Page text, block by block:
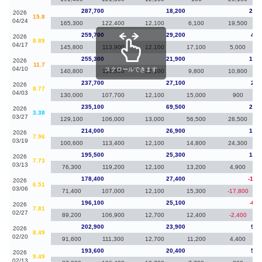
2026
04/24
15.8
287,700 18,200
165,300
122,400 12,100 6,100 19,500
2026
04/17
8.89
259,700 29,200
145,800
113,900 12,100 17,100 5,000
2026
04/10
11.7
255,300 21,900
140,800
114,500 12,100 9,800 10,800
2026
04/03
8.77
237,700 27,100
130,000
107,700 12,100 15,000 900
2026
03/27
3.38
235,100 69,500
129,100
106,000 13,000 56,500 28,500
2026
03/19
7.96
214,000 26,900
100,600
113,400 12,100 14,800 24,300
2026
03/13
7.73
195,500 25,300
76,300
119,200 12,100 13,200 4,900
2026
03/06
6.51
178,400 27,400
-
71,400
107,000 12,100 15,300 -17,800
2026
02/27
7.81
196,100 25,100
-
89,200
106,900 12,700 12,400 -2,400
2026
02/20
8.49
202,900 23,900
91,600
111,300 12,700 11,200 4,400
2026
02/13
9.49
193,600 20,400
スクロールできます